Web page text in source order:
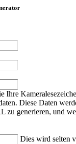
Ihre
Diese Daten
zu generieren, und
Dies wird selten